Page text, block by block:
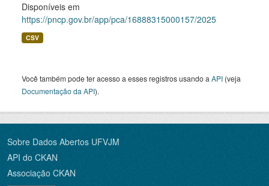
Disponíveis em
https://pncp.gov.br/app/pca/16888315000157/2025
CSV
Você também pode ter acesso a esses registros usando a API (veja
Documentação da API).
Sobre Dados Abertos UFVJM
API do CKAN
Associação CKAN